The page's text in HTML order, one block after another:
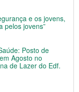
e os jovens,
pelos jovens”
Posto de
Agosto no
de Lazer do Edf.